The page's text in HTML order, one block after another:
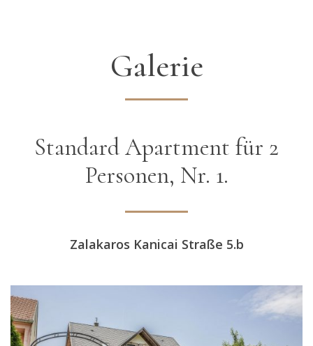
Galerie
Standard Apartment für 2
Personen, Nr. 1.
Zalakaros Kanicai Straße 5.b